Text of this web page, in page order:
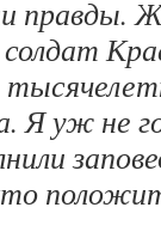
правды.
Я уж не